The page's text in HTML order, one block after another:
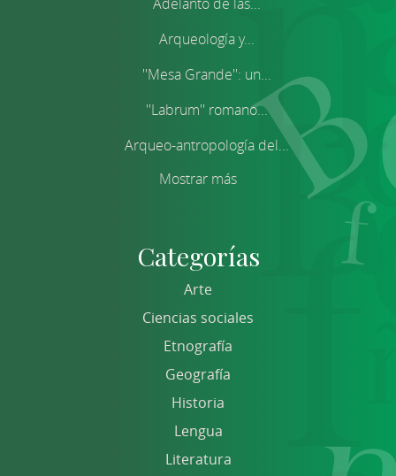
Arqueología y...
''Mesa Grande'': un...
''Labrum'' romano...
Arqueo-antropología del...
Mostrar más
Categorías
Arte
Ciencias sociales
Etnografía
Geografía
Historia
Lengua
Literatura